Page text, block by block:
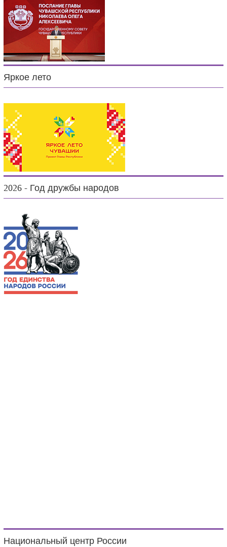
Яркое лето
2026 - Год дружбы народов
Национальный центр России